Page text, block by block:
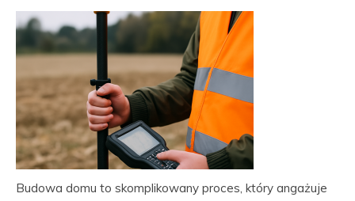
Budowa domu to skomplikowany proces, który angażuje